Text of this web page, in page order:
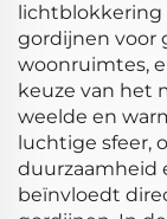
lichtblokkering
gordijnen voor
woonruimtes,
keuze van het
weelde en
luchtige sfeer,
duurzaamheid
beïnvloedt